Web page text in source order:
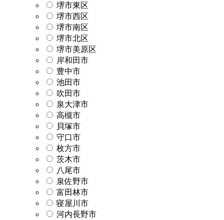
堺市東区
堺市西区
堺市南区
堺市北区
堺市美原区
岸和田市
豊中市
池田市
吹田市
泉大津市
高槻市
貝塚市
守口市
枚方市
茨木市
八尾市
泉佐野市
富田林市
寝屋川市
河内長野市